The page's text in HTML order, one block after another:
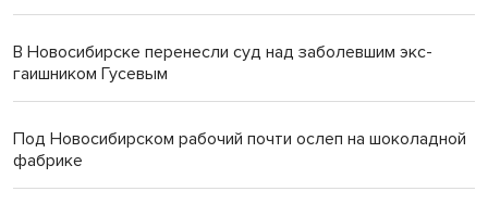
В Новосибирске перенесли суд над заболевшим экс-
гаишником Гусевым
Под Новосибирском рабочий почти ослеп на шоколадной
фабрике